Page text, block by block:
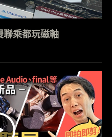
聯乘都玩磁軸